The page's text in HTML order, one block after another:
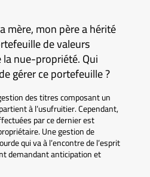
mère, mon père a hérité
de valeurs
nue-propriété. Qui
gérer ce portefeuille ?
des titres composant un
à l’usufruitier. Cependant,
par ce dernier est
Une gestion de
qui va à l’encontre de l’esprit
demandant anticipation et